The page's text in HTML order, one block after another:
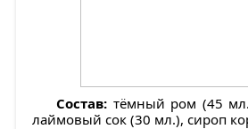
Состав: тёмный ром (45
лаймовый сок (30 мл.), сироп